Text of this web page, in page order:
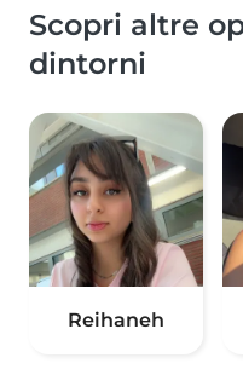
Scopri altre
dintorni
Reihaneh